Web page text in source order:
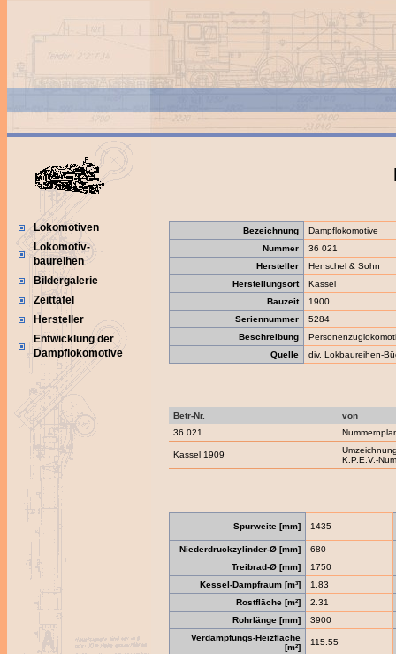
Lokomotiven
Lokomotiv-
baureihen
Bildergalerie
Zeittafel
Hersteller
Entwicklung der
Dampflokomotive
Bezeichnung
Dampflokomotive
Nummer
36 021
Hersteller
Henschel & Sohn
Herstellungsort
Kassel
Bauzeit
1900
Seriennummer
5284
Beschreibung
Quelle
div. Lokbaureihen-
Betr-Nr.
von
36 021
Kassel 1909
K.P.E.V.-
Spurweite [mm] 1435
Niederdruckzylinder-Ø [mm]
680
Treibrad-Ø [mm]
1750
Kessel-Dampfraum [m³]
1.83
Rostfläche [m²]
2.31
Rohrlänge [mm]
3900
Verdampfungs-Heizfläche
[m²]
115.55